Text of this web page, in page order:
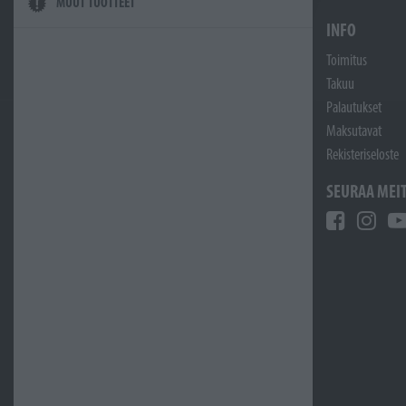
INFO
Toimitus
Takuu
Palautukset
Maksutavat
Rekisteriseloste
SEURAA